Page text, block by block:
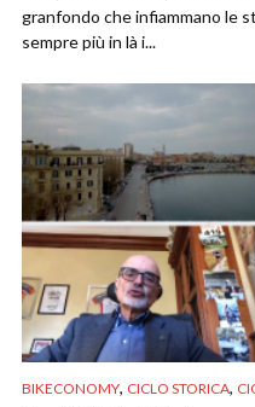
granfondo che infiammano le
sempre più in là i...
BIKECONOMY, CICLO STORICA,